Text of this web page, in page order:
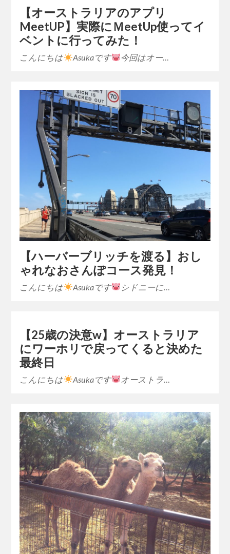
【オーストラリアのアプリ
MeetUP】実際にＭeetUp使ってイ
ベントに行ってみた！
こんにちは Asukaです 今回はオー…
【ハーバーブリッチを渡る】おし
ゃれなおさんぽコース発見！
こんにちは Asukaです シドニーに…
【25歳の決意w】オーストラリア
にワーホリで戻ってくると決めた
最終日
こんにちは Asukaです オーストラ…